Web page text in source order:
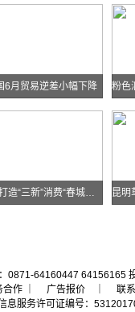
6月贸易逆差小幅下降
昆明打造“三新”消费“春城样板”
0871-64160447 64156165
作 ｜ 广告报价 联
息服务许可证编号：